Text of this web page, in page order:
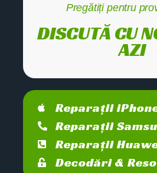
Pregătiți pentru
DISCUTĂ CU
AZI
Reparații
Reparații
Reparații
Decodări &